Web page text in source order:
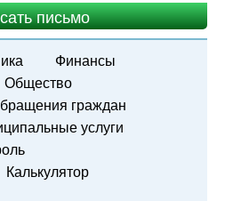
письмо
Финансы
Общество
граждан
услуги
Калькулятор